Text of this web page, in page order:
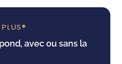
avec ou sans la